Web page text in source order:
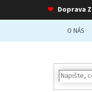
❤ Doprava
O NÁS